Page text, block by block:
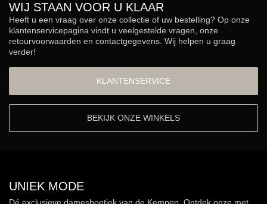
WIJ STAAN VOOR U KLAAR
Heeft u een vraag over onze collectie of uw bestelling? Op onze
klantenservicepagina vindt u veelgestelde vragen, onze
retourvoorwaarden en contactgegevens. Wij helpen u graag
verder!
KLANTENSERVICE
BEKIJK ONZE WINKELS
UNIEK MODE
Dé exclusieve damesboetiek van de Kempen. Ontdek onze met